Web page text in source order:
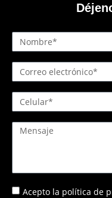
Acepto la política de